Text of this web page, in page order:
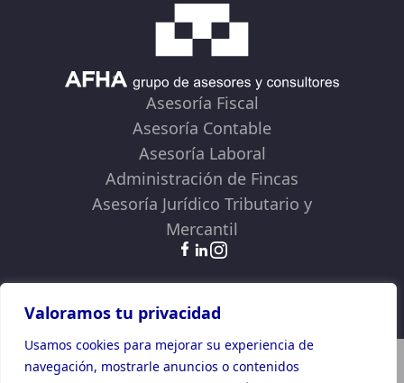
Valoramos tu privacidad
Usamos cookies para mejorar su experiencia de
navegación, mostrarle anuncios o contenidos
Asesoría Fiscal
Asesoría Contable
Asesoría Laboral
Administración de Fincas
Asesoría Jurídico Tributario y
Mercantil
Plan de Recuperación, Transformación y Resiliencia
Financiado por la Unión Europea -NextGenerationEU